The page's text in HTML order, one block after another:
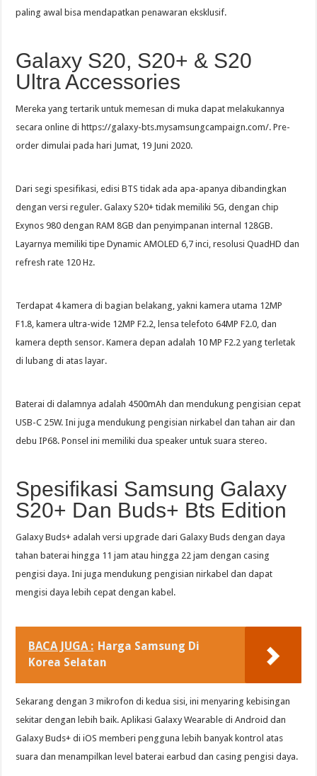
paling awal bisa mendapatkan penawaran eksklusif.
Galaxy S20, S20+ & S20
Ultra Accessories
Mereka yang tertarik untuk memesan di muka dapat melakukannya
secara online di https://galaxy-bts.mysamsungcampaign.com/. Pre-
order dimulai pada hari Jumat, 19 Juni 2020.
Dari segi spesifikasi, edisi BTS tidak ada apa-apanya dibandingkan
dengan versi reguler. Galaxy S20+ tidak memiliki 5G, dengan chip
Exynos 980 dengan RAM 8GB dan penyimpanan internal 128GB.
Layarnya memiliki tipe Dynamic AMOLED 6,7 inci, resolusi QuadHD dan
refresh rate 120 Hz.
Terdapat 4 kamera di bagian belakang, yakni kamera utama 12MP
F1.8, kamera ultra-wide 12MP F2.2, lensa telefoto 64MP F2.0, dan
kamera depth sensor. Kamera depan adalah 10 MP F2.2 yang terletak
di lubang di atas layar.
Baterai di dalamnya adalah 4500mAh dan mendukung pengisian cepat
USB-C 25W. Ini juga mendukung pengisian nirkabel dan tahan air dan
debu IP68. Ponsel ini memiliki dua speaker untuk suara stereo.
Spesifikasi Samsung Galaxy
S20+ Dan Buds+ Bts Edition
Galaxy Buds+ adalah versi upgrade dari Galaxy Buds dengan daya
tahan baterai hingga 11 jam atau hingga 22 jam dengan casing
pengisi daya. Ini juga mendukung pengisian nirkabel dan dapat
mengisi daya lebih cepat dengan kabel.
BACA JUGA : Harga Samsung Di
Korea Selatan
Sekarang dengan 3 mikrofon di kedua sisi, ini menyaring kebisingan
sekitar dengan lebih baik. Aplikasi Galaxy Wearable di Android dan
Galaxy Buds+ di iOS memberi pengguna lebih banyak kontrol atas
suara dan menampilkan level baterai earbud dan casing pengisi daya.